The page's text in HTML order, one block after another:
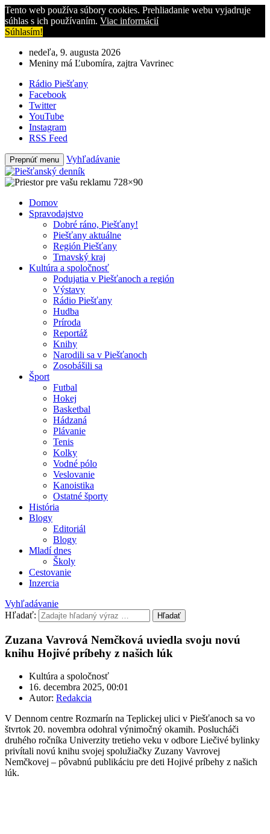
Tento web používa súbory cookies. Prehliadanie webu vyjadruje
súhlas s ich používaním. Viac informácií
Súhlasím!
nedeľa, 9. augusta 2026
Meniny má Ľubomíra, zajtra Vavrinec
Rádio Piešťany
Facebook
Twitter
YouTube
Instagram
RSS Feed
Prepnúť menu Vyhľadávanie
Domov
Spravodajstvo
Dobré ráno, Piešťany!
Piešťany aktuálne
Región Piešťany
Trnavský kraj
Kultúra a spoločnosť
Podujatia v Piešťanoch a región
Výstavy
Rádio Piešťany
Hudba
Príroda
Reportáž
Knihy
Narodili sa v Piešťanoch
Zosobášili sa
Šport
Futbal
Hokej
Basketbal
Hádzaná
Plávanie
Tenis
Kolky
Vodné pólo
Veslovanie
Kanoistika
Ostatné športy
História
Blogy
Editoriál
Blogy
Mladí dnes
Školy
Cestovanie
Inzercia
Vyhľadávanie
Hľadať:
Hľadať
Zuzana Vavrová Nemčková uviedla svoju novú
knihu Hojivé príbehy z našich lúk
Kultúra a spoločnosť
16. decembra 2025, 00:01
Autor: Redakcia
V Dennom centre Rozmarín na Teplickej ulici v Piešťanoch sa vo
štvrtok 20. novembra odohral výnimočný okamih. Poslucháči
druhého ročníka Univerzity tretieho veku v odbore Liečivé bylinky
privítali novú knihu svojej spolužiačky Zuzany Vavrovej
Nemčkovej – pôvabnú publikáciu pre deti Hojivé príbehy z našich
lúk.